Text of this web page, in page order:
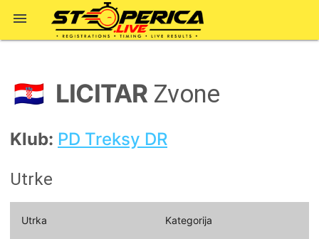

🇭🇷 LICITAR Zvone
Klub: PD Treksy DR
Utrke
Utrka Kategorija